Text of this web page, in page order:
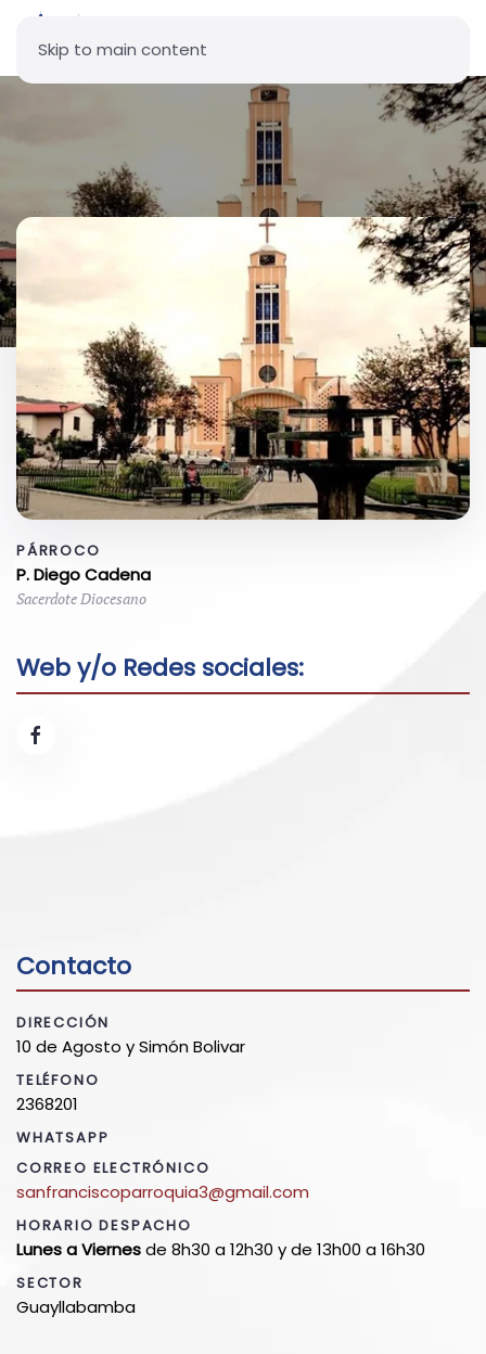
Skip to main content
Parroquia San Francisco -
Guayllabamba
PÁRROCO
P. Diego Cadena
Sacerdote Diocesano
Web y/o Redes sociales:
Contacto
DIRECCIÓN
10 de Agosto y Simón Bolivar
TELÉFONO
2368201
WHATSAPP
CORREO ELECTRÓNICO
sanfranciscoparroquia3@gmail.com
HORARIO DESPACHO
Lunes a Viernesde 8h30 a 12h30 y de 13h00 a 16h30
SECTOR
Guayllabamba